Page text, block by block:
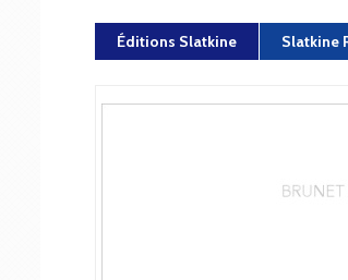
Éditions Slatkine Slatkine